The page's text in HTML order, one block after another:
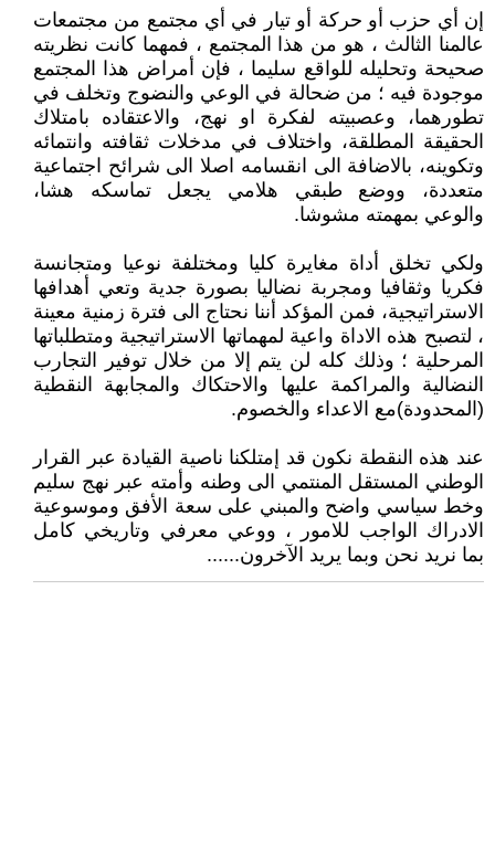
إن أي حزب أو حركة أو تيار في أي مجتمع من مجتمعات
عالمنا الثالث ، هو من هذا المجتمع ، فمهما كانت نظريته
صحيحة وتحليله للواقع سليما ، فإن أمراض هذا المجتمع
موجودة فيه ؛ من ضحالة في الوعي والنضوج وتخلف في
تطورهما، وعصبيته لفكرة او نهج، والاعتقاده بامتلاك
الحقيقة المطلقة، واختلاف في مدخلات ثقافته وانتمائه
وتكوينه، بالاضافة الى انقسامه اصلا الى شرائح اجتماعية
متعددة، ووضع طبقي هلامي يجعل تماسكه هشا،
والوعي بمهمته مشوشا.
ولكي تخلق أداة مغايرة كليا ومختلفة نوعيا ومتجانسة
فكريا وثقافيا ومجربة نضاليا بصورة جدية وتعي أهدافها
الاستراتيجية، فمن المؤكد أننا نحتاج الى فترة زمنية معينة
، لتصبح هذه الاداة واعية لمهماتها الاستراتيجية ومتطلباتها
المرحلية ؛ وذلك كله لن يتم إلا من خلال توفير التجارب
النضالية والمراكمة عليها والاحتكاك والمجابهة النقطية
(المحدودة)مع الاعداء والخصوم.
عند هذه النقطة نكون قد إمتلكنا ناصية القيادة عبر القرار
الوطني المستقل المنتمي الى وطنه وأمته عبر نهج سليم
وخط سياسي واضح والمبني على سعة الأفق وموسوعية
الادراك الواجب للامور ، ووعي معرفي وتاريخي كامل
بما نريد نحن وبما يريد الآخرون......